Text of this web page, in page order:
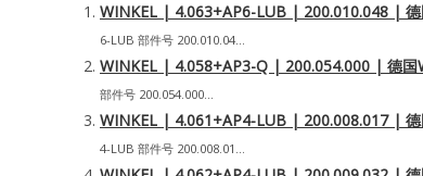
WINKEL | 4.063+AP6-LUB | 200.010.048 |
6-LUB 部件号 200.010.04...
WINKEL | 4.058+AP3-Q | 200.054.000 | 德国
部件号 200.054.000...
WINKEL | 4.061+AP4-LUB | 200.008.017 |
4-LUB 部件号 200.008.01...